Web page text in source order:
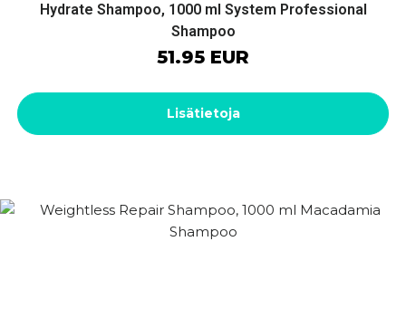
Hydrate Shampoo, 1000 ml System Professional
Shampoo
51.95 EUR
Lisätietoja